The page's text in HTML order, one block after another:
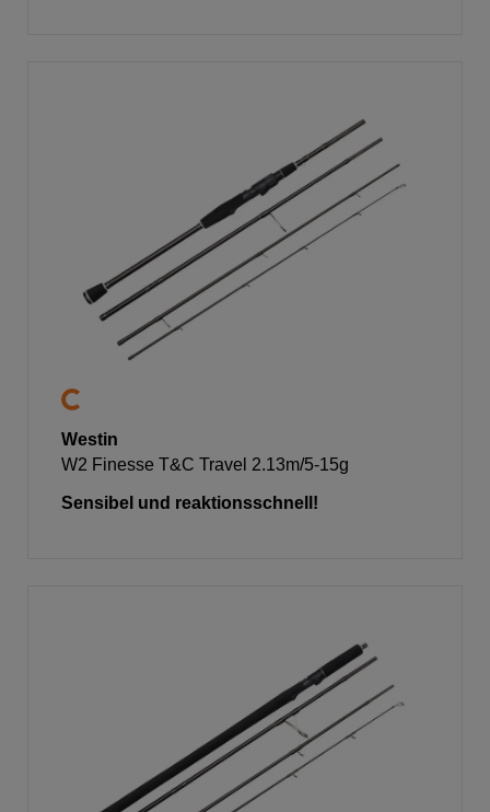
Westin
W2 Finesse T&C Travel 2.13m/5-15g
Sensibel und reaktionsschnell!